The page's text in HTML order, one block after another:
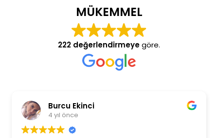
MÜKEMMEL
222 değerlendirmeyegöre.
Burcu Ekinci
4 yıl önce